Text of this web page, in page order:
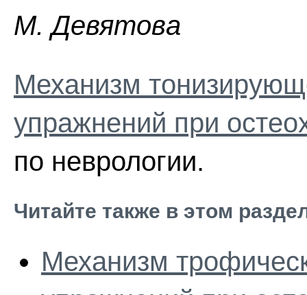
M. Дeвятoвa
Механизм
упражнений при
по неврологии.
Читайте также в этом
Механизм